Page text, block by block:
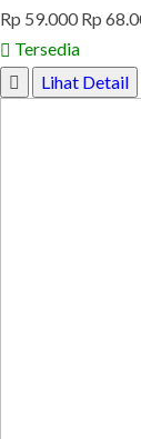
Rp 59.000 Rp
Tersedia
Lihat Detail